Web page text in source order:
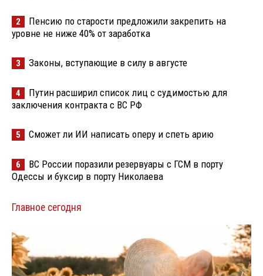
2
Пенсию по старости предложили закрепить на
уровне не ниже 40% от заработка
3 Законы, вступающие в силу в августе
4
Путин расширил список лиц с судимостью для
заключения контракта с ВС РФ
5 Сможет ли ИИ написать оперу и спеть арию
6
ВС России поразили резервуары с ГСМ в порту
Одессы и буксир в порту Николаева
Главное сегодня